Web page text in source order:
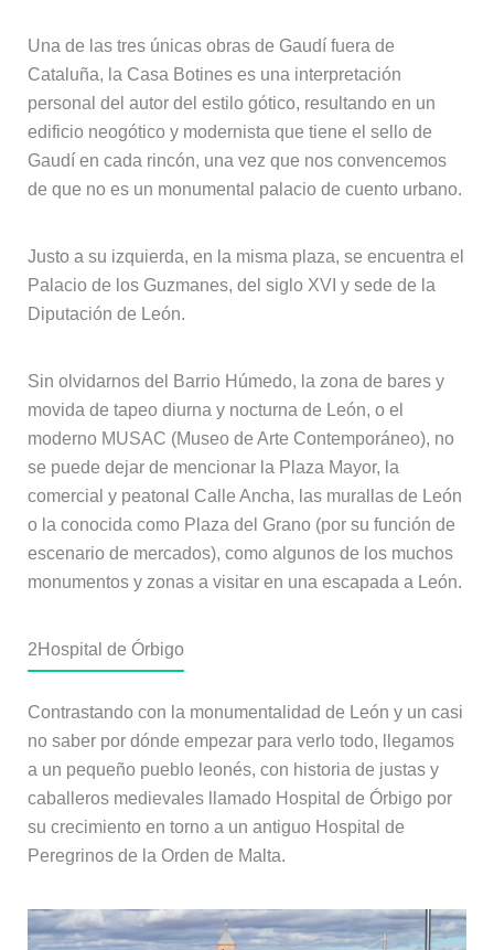
Una de las tres únicas obras de Gaudí fuera de
Cataluña, la Casa Botines es una interpretación
personal del autor del estilo gótico, resultando en un
edificio neogótico y modernista que tiene el sello de
Gaudí en cada rincón, una vez que nos convencemos
de que no es un monumental palacio de cuento urbano.
Justo a su izquierda, en la misma plaza, se encuentra el
Palacio de los Guzmanes, del siglo XVI y sede de la
Diputación de León.
Sin olvidarnos del Barrio Húmedo, la zona de bares y
movida de tapeo diurna y nocturna de León, o el
moderno MUSAC (Museo de Arte Contemporáneo), no
se puede dejar de mencionar la Plaza Mayor, la
comercial y peatonal Calle Ancha, las murallas de León
o la conocida como Plaza del Grano (por su función de
escenario de mercados), como algunos de los muchos
monumentos y zonas a visitar en una escapada a León.
2 Hospital de Órbigo
Contrastando con la monumentalidad de León y un casi
no saber por dónde empezar para verlo todo, llegamos
a un pequeño pueblo leonés, con historia de justas y
caballeros medievales llamado Hospital de Órbigo por
su crecimiento en torno a un antiguo Hospital de
Peregrinos de la Orden de Malta.